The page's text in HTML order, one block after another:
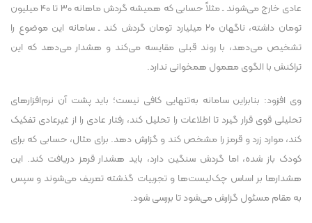
عادی خارج می‌شوند ـ مثلاً حسابی که همیشه گردش ماهانه ۳۰ تا ۴۰ میلیون
تومان داشته، ناگهان ۲۰ میلیارد تومان گردش کند ـ سامانه این موضوع را
تشخیص می‌دهد، با روند قبلی مقایسه می‌کند و هشدار می‌دهد که این
تراکنش با الگوی معمول همخوانی ندارد.
وی افزود: بنابراین سامانه به‌تنهایی کافی نیست؛ باید پشت آن نرم‌افزار‌های
تحلیلی قوی قرار گیرد تا اطلاعات را تحلیل کند، رفتار عادی را از غیرعادی تفکیک
کند، موارد زرد و قرمز را مشخص کند و گزارش دهد. برای مثال، حسابی که برای
کودک باز شده، اما گردش سنگین دارد، باید هشدار قرمز دریافت کند. این
هشدار‌ها بر اساس چک‌لیست‌ها و تجربیات گذشته تعریف می‌شوند و سپس
به مقام مسئول گزارش می‌شود تا بررسی شود.